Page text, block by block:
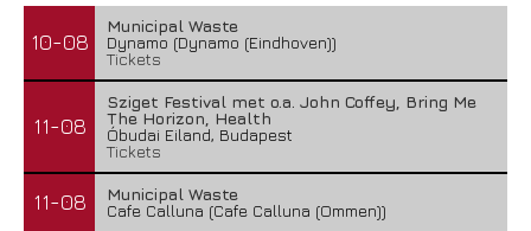
10-08
Municipal Waste
Dynamo (Dynamo (Eindhoven))
Tickets
11-08
Sziget Festival met o.a. John Coffey, Bring Me
The Horizon, Health
Óbudai Eiland, Budapest
Tickets
11-08
Municipal Waste
Cafe Calluna (Cafe Calluna (Ommen))